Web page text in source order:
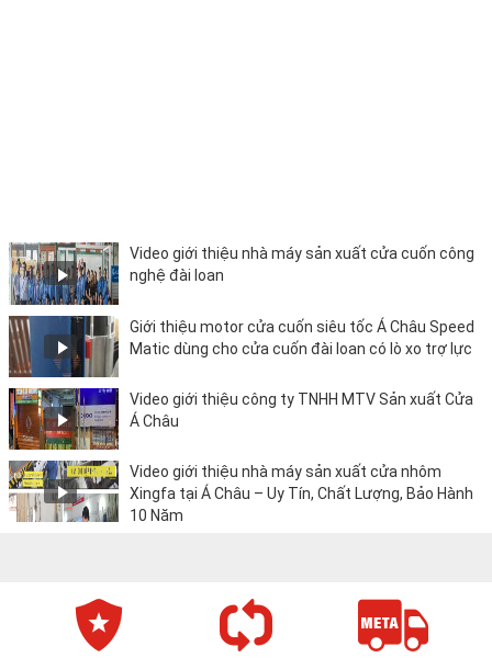
Video giới thiệu nhà máy sản xuất cửa cuốn công
nghệ đài loan
Giới thiệu motor cửa cuốn siêu tốc Á Châu Speed
Matic dùng cho cửa cuốn đài loan có lò xo trợ lực
Video giới thiệu công ty TNHH MTV Sản xuất Cửa
Á Châu
Video giới thiệu nhà máy sản xuất cửa nhôm
Xingfa tại Á Châu – Uy Tín, Chất Lượng, Bảo Hành
10 Năm